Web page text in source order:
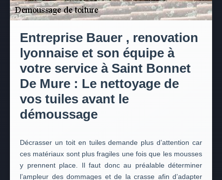
Entreprise Bauer , renovation
lyonnaise et son équipe à
votre service à Saint Bonnet
De Mure : Le nettoyage de
vos tuiles avant le
démoussage
Décrasser un toit en tuiles demande plus d’attention car
ces matériaux sont plus fragiles une fois que les mousses
y prennent place. Il faut donc au préalable déterminer
l’ampleur des dommages et de la crasse afin d’adapter